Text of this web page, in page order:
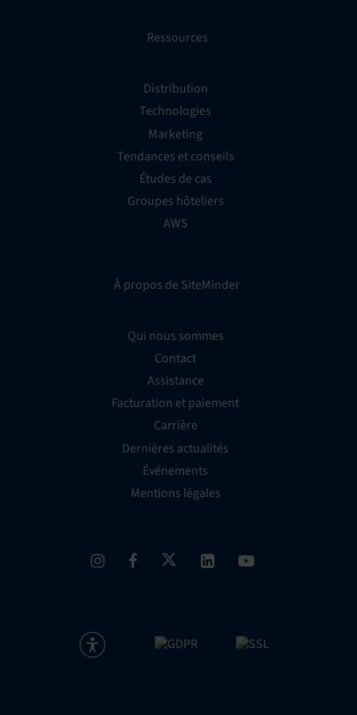
Ressources
Distribution
Technologies
Marketing
Tendances et conseils
Études de cas
Groupes hôteliers
AWS
À propos de SiteMinder
Qui nous sommes
Contact
Assistance
Facturation et paiement
Carrière
Dernières actualités
Événements
Mentions légales